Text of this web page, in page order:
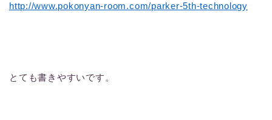
http://www.pokonyan-room.com/parker-5th-technology
とても書きやすいです。